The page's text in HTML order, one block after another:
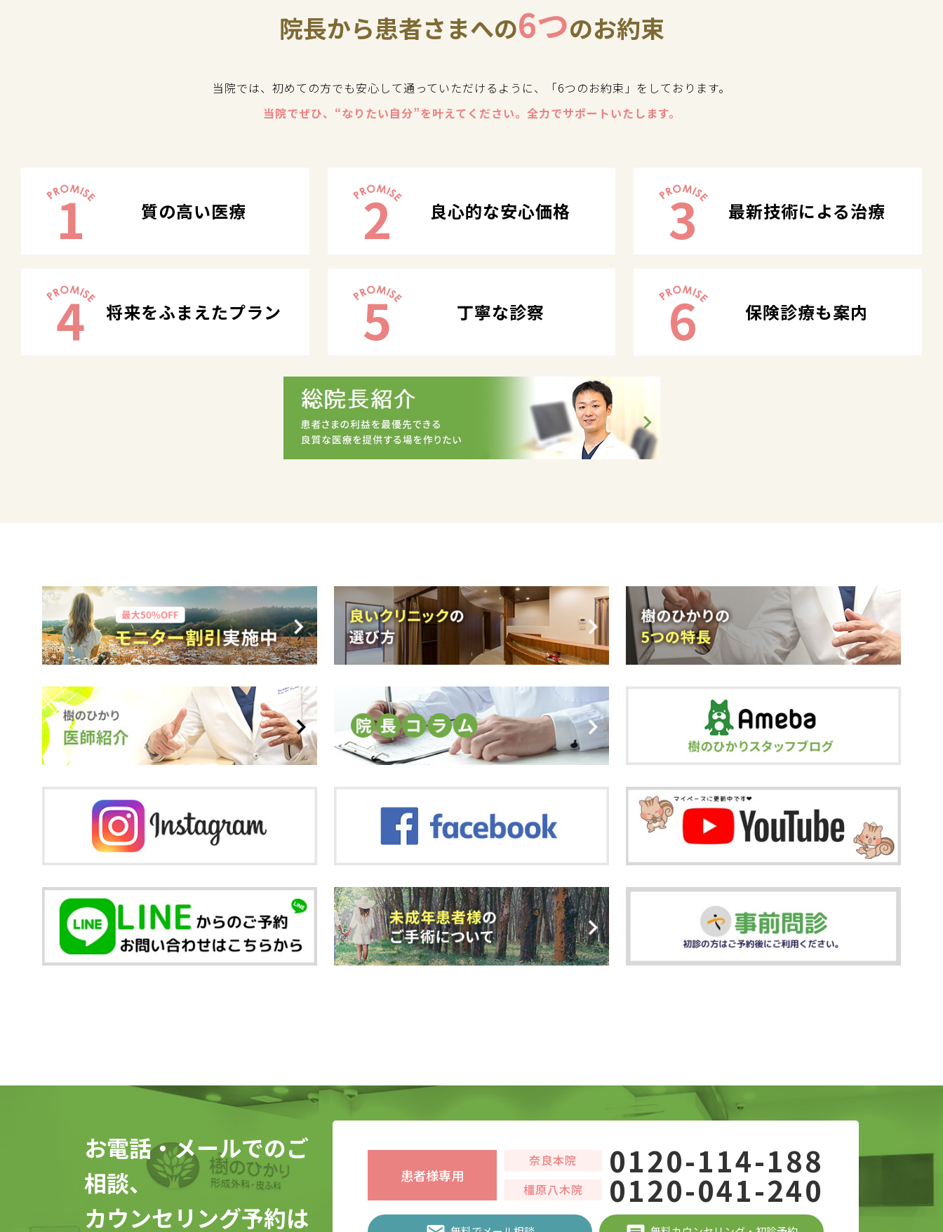
院長から患者さまへの6つのお約束
当院では、初めての方でも安心して通っていただけるように、「6つのお約束」をしております。
当院でぜひ、“なりたい自分”を叶えてください。全力でサポートいたします。
1 質の高い医療 2 良心的な安心価格 3 最新技術による治療
4 将来をふまえたプラン 5 丁寧な診察 6 保険診療も案内
お電話・メールでのご
相談、
カウンセリング予約は
患者様専用
奈良本院 0120-114-188
橿原八木院 0120-041-240